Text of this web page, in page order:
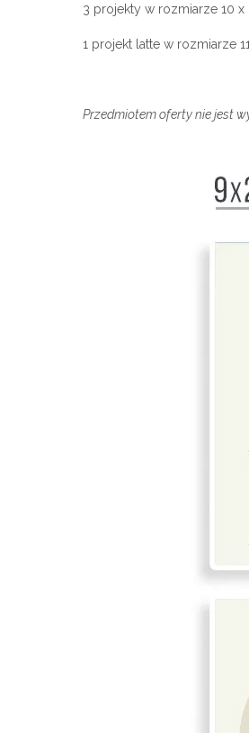
3 projekty w rozmiarze 10
1 projekt latte w rozmiarze
Przedmiotem oferty nie jest